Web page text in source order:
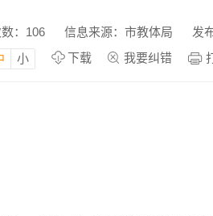
： 106 信息来源：市教体局
发
小 下载 我要纠错